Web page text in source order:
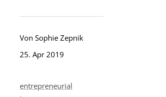
Von Sophie Zepnik
25. Apr 2019
entrepreneurial